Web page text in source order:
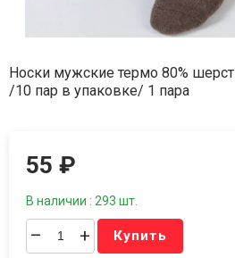
Носки мужские термо 80%
/10 пар в упаковке/ 1 пара
55₽
В наличии : 293 шт.
– + Купить